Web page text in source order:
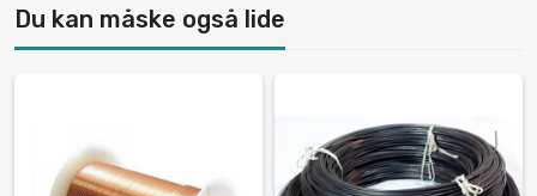
Du kan måske også lide